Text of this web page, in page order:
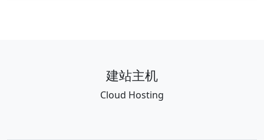
建站主机
Cloud Hosting